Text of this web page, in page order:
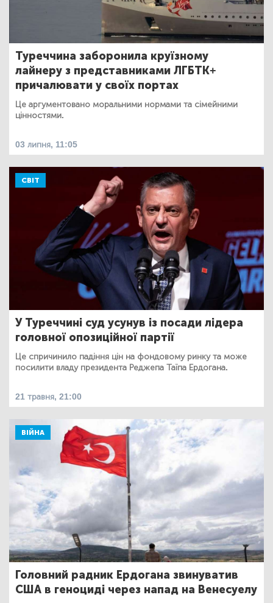
Туреччина заборонила круїзному
лайнеру з представниками ЛГБТК+
причалювати у своїх портах
Це аргументовано моральними нормами та сімейними
цінностями.
03 липня, 11:05
СВІТ
У Туреччині суд усунув із посади лідера
головної опозиційної партії
Це спричинило падіння цін на фондовому ринку та може
посилити владу президента Реджепа Таїпа Ердогана.
21 травня, 21:00
ВІЙНА
Головний радник Ердогана звинуватив
США в геноциді через напад на Венесуелу